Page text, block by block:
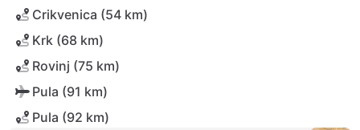
Crikvenica (54 km)
Krk (68 km)
Rovinj (75 km)
Pula (91 km)
Pula (92 km)